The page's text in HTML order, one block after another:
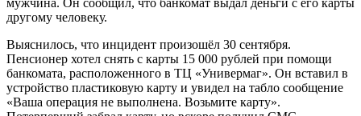
другому человеку.
Выяснилось, что инцидент произошёл 30 сентября.
Пенсионер хотел снять с карты 15 000 рублей при помощи
банкомата, расположенного в ТЦ «Универмаг». Он вставил в
устройство пластиковую карту и увидел на табло сообщение
«Ваша операция не выполнена. Возьмите карту».